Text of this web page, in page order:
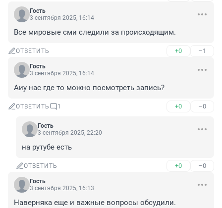
Гость
3 сентября 2025, 16:14
Все мировые сми следили за происходящим.
ОТВЕТИТЬ +0 –1
Гость
3 сентября 2025, 16:14
Аиу нас где то можно посмотреть запись?
ОТВЕТИТЬ 1 +0 –0
Гость
3 сентября 2025, 22:20
на рутубе есть
ОТВЕТИТЬ +0 –0
Гость
3 сентября 2025, 16:13
Наверняка еще и важные вопросы обсудили.